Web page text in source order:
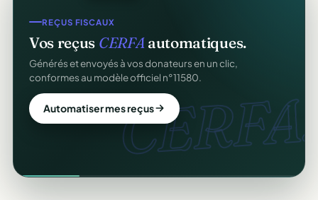
CERFA.
REÇUS FISCAUX
Vos reçus CERFAautomatiques.
Générés et envoyés à vos donateurs en un clic,
conformes au modèle officiel n°11580.
Automatiser mes reçus